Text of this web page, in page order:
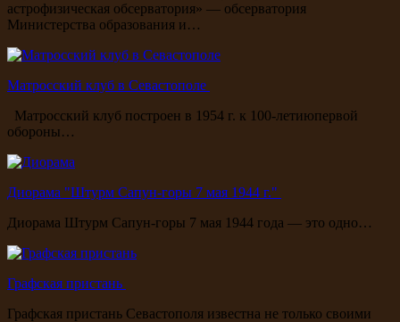
астрофизическая обсерватория» — обсерватория
Министерства образования и…
Матросский клуб в Севастополе
Матросский клуб построен в 1954 г. к 100-летиюпервой
обороны…
Диорама "Штурм Сапун-горы 7 мая 1944 г."
Диорама Штурм Сапун-горы 7 мая 1944 года — это одно…
Графская пристань
Графская пристань Севастополя известна не только своими